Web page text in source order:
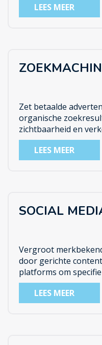
LEES MEER
Zet betaalde
organische
zichtbaarheid en
genereren
LEES MEER
SOCIAL
Vergroot
door gerichte
platforms om
LEES MEER